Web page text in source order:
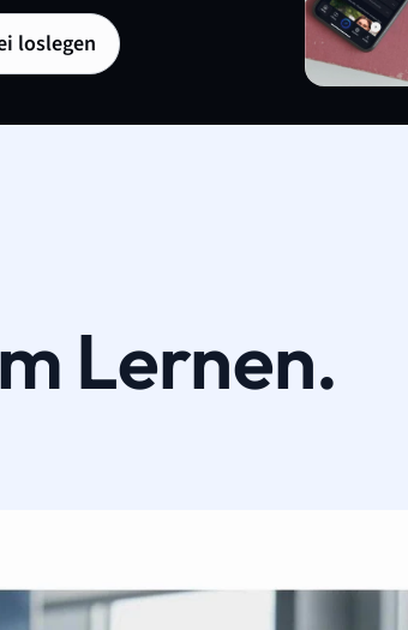
loslegen
Lernen.